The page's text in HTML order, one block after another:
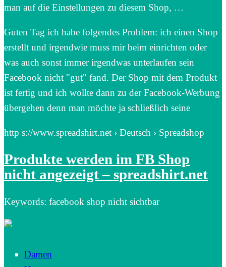
man auf die Einstellungen zu diesem Shop, …
Guten Tag ich habe folgendes Problem: ich einen Shop
erstellt und irgendwie muss mir beim einrichten oder
was auch sonst immer irgendwas unterlaufen sein
Facebook nicht "gut" fand. Der Shop mit dem Produkt
ist fertig und ich wollte dann zu der Facebook-Werbung
übergehen denn man möchte ja schließlich seine
http s://www.spreadshirt.net › Deutsch › Spreadshop
Produkte werden im FB Shop
nicht angezeigt – spreadshirt.net
Keywords: facebook shop nicht sichtbar
Damen